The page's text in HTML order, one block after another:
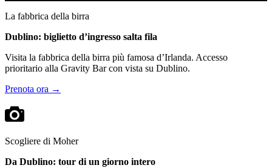
La fabbrica della birra
Dublino: biglietto d’ingresso salta fila
Visita la fabbrica della birra più famosa d’Irlanda. Accesso
prioritario alla Gravity Bar con vista su Dublino.
Prenota ora →
Scogliere di Moher
Da Dublino: tour di un giorno intero